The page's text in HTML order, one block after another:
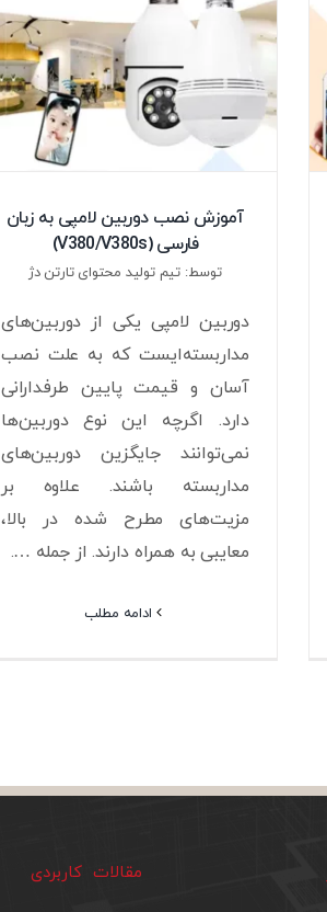
آموزش نصب دوربین لامپی به زبان
فارسی (V380/V380s)
توسط: تیم تولید محتوای تارتن دژ
دوربین لامپی یکی از دوربین‌های
مداربسته‌ایست که به علت نصب
آسان و قیمت پایین طرفدارانی
دارد. اگرچه این نوع دوربین‌ها
نمی‌توانند جایگزین دوربین‌های
مداربسته باشند. علاوه بر
مزیت‌های مطرح شده در بالا،
معایبی به همراه دارند. از جمله ….
ادامه مطلب
مقالات کاربردی